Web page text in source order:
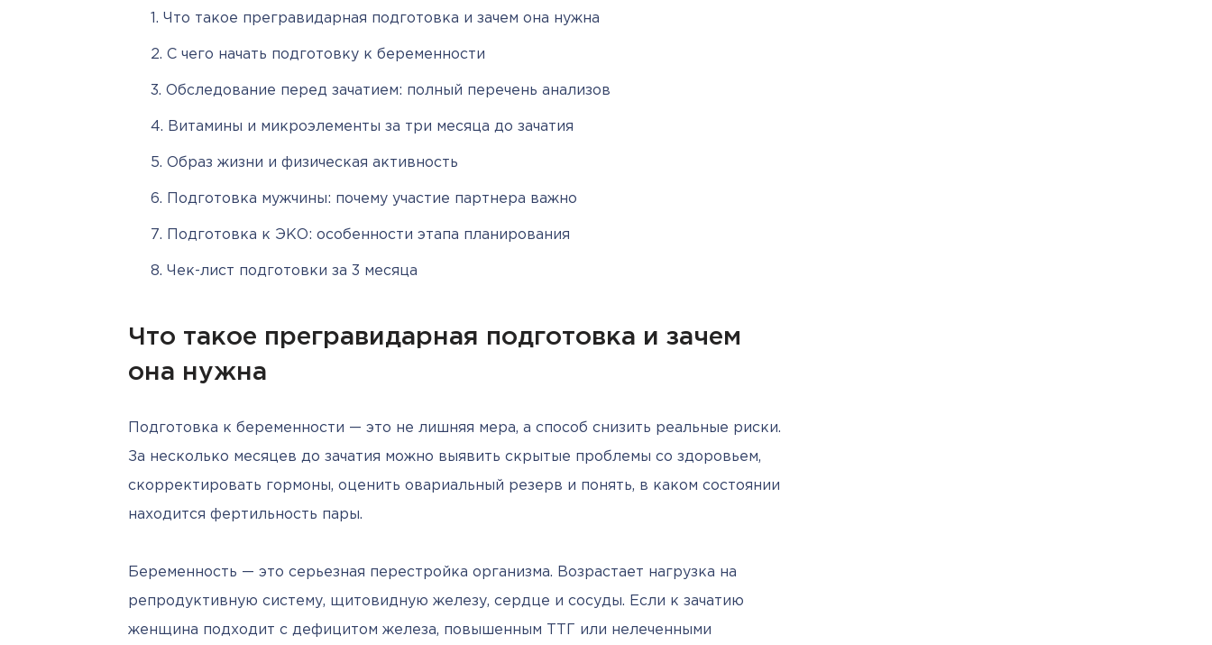
Что такое прегравидарная подготовка и зачем она нужна
С чего начать подготовку к беременности
Обследование перед зачатием: полный перечень анализов
Витамины и микроэлементы за три месяца до зачатия
Образ жизни и физическая активность
Подготовка мужчины: почему участие партнера важно
Подготовка к ЭКО: особенности этапа планирования
Чек-лист подготовки за 3 месяца
Что такое прегравидарная подготовка и зачем
она нужна
Подготовка к беременности — это не лишняя мера, а способ снизить реальные риски.
За несколько месяцев до зачатия можно выявить скрытые проблемы со здоровьем,
скорректировать гормоны, оценить овариальный резерв и понять, в каком состоянии
находится фертильность пары.
Беременность — это серьезная перестройка организма. Возрастает нагрузка на
репродуктивную систему, щитовидную железу, сердце и сосуды. Если к зачатию
женщина подходит с дефицитом железа, повышенным ТТГ или нелеченными